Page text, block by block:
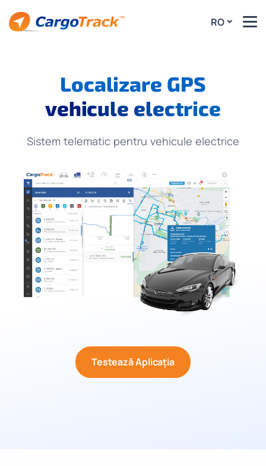
RO
Localizare GPS
vehicule electrice
Sistem telematic pentru vehicule electrice
Testează Aplicația